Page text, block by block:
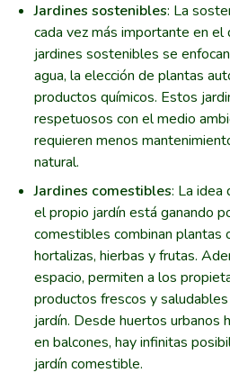
Jardines sostenibles: La
cada vez más importante en el
jardines sostenibles se
agua, la elección de plantas
productos químicos. Estos
respetuosos con el medio
requieren menos
natural.
Jardines comestibles: La idea
el propio jardín está ganando
comestibles combinan plantas
hortalizas, hierbas y frutas.
espacio, permiten a los
productos frescos y
jardín. Desde huertos urbanos
en balcones, hay infinitas
jardín comestible.